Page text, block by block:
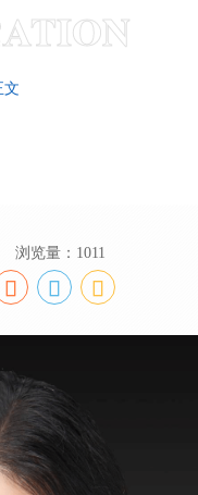
文
浏览量： 1011